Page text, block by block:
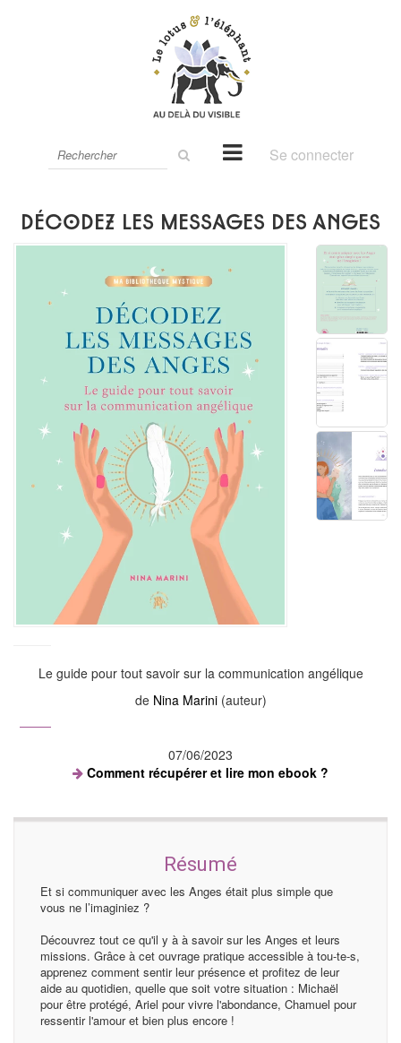
le
Se connecter
Décodez les messages des anges
Le guide pour tout savoir sur la communication angélique
de Nina Marini(auteur)
07/06/2023
Comment récupérer et lire mon ebook ?
Résumé
Et si communiquer avec les Anges était plus simple que
vous ne l’imaginiez ?
Découvrez tout ce qu'il y à à savoir sur les Anges et leurs
missions. Grâce à cet ouvrage pratique accessible à tou-te-s,
apprenez comment sentir leur présence et profitez de leur
aide au quotidien, quelle que soit votre situation : Michaël
pour être protégé, Ariel pour vivre l'abondance, Chamuel pour
ressentir l'amour et bien plus encore !